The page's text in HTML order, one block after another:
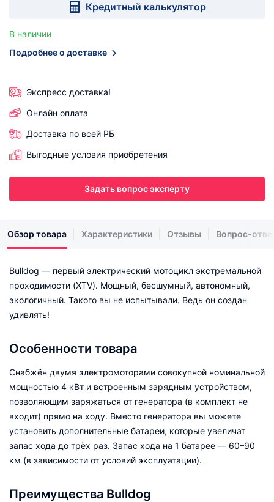
Кредитный калькулятор
В наличии
Подробнее о доставке
Экспресс доставка!
Онлайн оплата
Доставка по всей РБ
Выгодные условия приобретения
Задать вопрос эксперту
Обзор товара Характеристики Отзывы Вопрос-
Bulldog — первый электрический мотоцикл экстремальной
проходимости (XTV). Мощный, бесшумный, автономный,
экологичный. Такого вы не испытывали. Ведь он создан
удивлять!
Особенности товара
Снабжён двумя электромоторами совокупной номинальной
мощностью 4 кВт и встроенным зарядным устройством,
позволяющим заряжаться от генератора (в комплект не
входит) прямо на ходу. Вместо генератора вы можете
установить дополнительные батареи, которые увеличат
запас хода до трёх раз. Запас хода на 1 батарее — 60–90
км (в зависимости от условий эксплуатации).
Преимущества Bulldog